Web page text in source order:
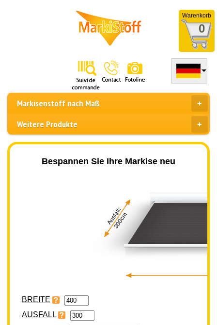
Warenkorb
0
Markisenstoff nach Maß
Weitere Produkte
Bespannen Sie Ihre Markise neu
Ausfall:
300cm
BREITE